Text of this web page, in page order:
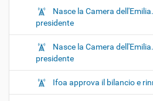
Nasce la Camera
presidente
Nasce la Camera
presidente
Ifoa approva il bilancio e